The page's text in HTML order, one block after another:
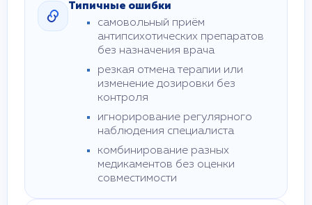
Типичные ошибки
самовольный приём
антипсихотических препаратов
без назначения врача
резкая отмена терапии или
изменение дозировки без
контроля
игнорирование регулярного
наблюдения специалиста
комбинирование разных
медикаментов без оценки
совместимости